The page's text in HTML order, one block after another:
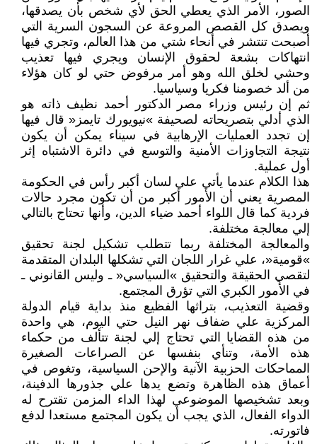
الصور، الأمر الذي يعطي الحق لأي شخص بأن يصدقها،
ويصدق كل القصص المروعة عن السجون السرية التي
أصبحت تنتشر في أنحاء شتي من هذا العالم، وتجري فيها
انتهاكات بشعة لحقوق الإنسان ويجري فيها تعذيب
وحشي لخلق الله وهو أمر مرفوض حتي لو كان هؤلاء
من ألد خصومنا فكريا وسياسيا.
ثم إن رئيس وزراء مصر الدكتور أحمد نظيف ذاته هو
الذي أدلي بتصريحاته لصحيفة »نيويورك تايمز« قال فيها
إن تجدد العمليات الإرهابية في سيناء يمكن أن يكون
نتيجة التجاوزات الأمنية والتوسع في دائرة الاشتباه إثر
أول عملية.
هذا الكلام عندما يأتي علي لسان أكبر رأس في الحكومة
المصرية يعني أن الأمور أكبر من أن تكون مجرد حالات
فردية كما قال اللواء أحمد ضياء الدين، وأنها تحتاج بالتالي
إلي معالجة مختلفة.
والمعالجة المختلفة ربما تتطلب تشكيل لجنة تحقيق
»قومية«، علي غرار اللجان التي تشكلها البلدان المتقدمة
لتقصي الحقيقة والتحقيق »السياسي« ـ وليس القانوني ـ
في الأمور الكبري التي تؤرق المجتمع.
وقضية التعذيب، بتراثها الفظيع منذ بداية قيام الدولة
المركزية علي ضفاف نهر النيل حتي اليوم، هي واحدة
من هذه القضايا التي تحتاج إلي لجنة تتألف من حكماء
هذه الأمة، وتنأي بنفسها عن الصراعات الصغيرة
المماحكات الحزبية الآنية والإحن السياسية، وتغوص في
أعماق هذه الظاهرة وتضع يدها علي جذورها الدفينة،
وبعد تشخيصها الموضوعي لهذا الداء المزمن تقترح له
الدواء الفعال، الذي يجب أن يكون المجتمع مستعدا لدفع
فاتورته.